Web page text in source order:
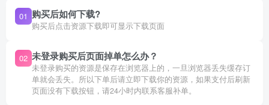
01 购买后如何下载?
购买后点击资源下载即可显示下载页面
02 未登录购买后页面掉单怎么办？
未登录购买的资源是保存在浏览器上的，一旦浏览器丢失缓存订
单就会丢失。所以下单后请立即下载你的资源，如果支付后刷新
页面没有下载按钮，请24小时内联系客服补单。